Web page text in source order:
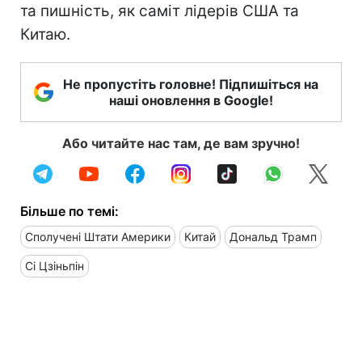
та пишність, як саміт лідерів США та
Китаю.
Не пропустіть головне! Підпишіться на
наші оновлення в Google!
Або читайте нас там, де вам зручно!
Більше по темі:
Сполучені Штати Америки Китай Дональд Трамп
Сі Цзіньпін